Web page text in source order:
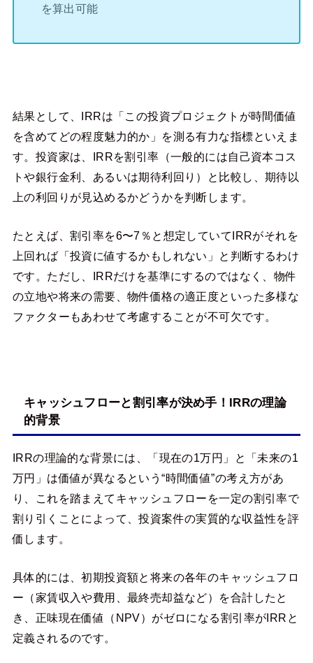
を算出可能
結果として、IRRは「この投資プロジェクトが時間価値
を含めてどの程度魅力的か」を測る有力な指標といえま
す。投資家は、IRRを割引率（一般的には自己資本コス
トや銀行金利、あるいは期待利回り）と比較し、期待以
上の利回りが見込めるかどうかを判断します。
たとえば、割引率を6〜7％と想定していてIRRがそれを
上回れば「投資に値するかもしれない」と判断するわけ
です。ただし、IRRだけを基準にするのではなく、物件
の立地や将来の需要、物件価格の適正度といった多様な
ファクターもあわせて考慮することが不可欠です。
キャッシュフローと割引率が決め手！IRRの理論
的背景
IRRの理論的な背景には、「現在の1万円」と「未来の1
万円」は価値が異なるという“時間価値”の考え方があ
り、これを踏まえてキャッシュフローを一定の割引率で
割り引くことによって、投資案件の実質的な収益性を評
価します。
具体的には、初期投資額と将来の各年のキャッシュフロ
ー（家賃収入や費用、最終売却益など）を合計したと
き、正味現在価値（NPV）がゼロになる割引率がIRRと
定義されるのです。